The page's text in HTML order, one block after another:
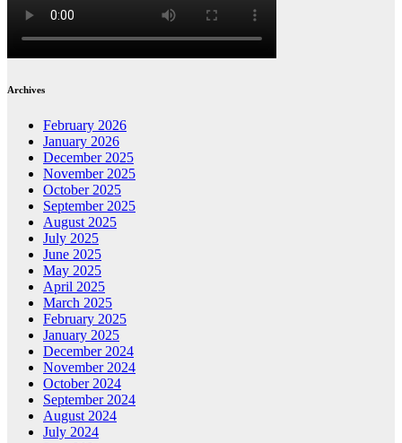
Archives
February 2026
January 2026
December 2025
November 2025
October 2025
September 2025
August 2025
July 2025
June 2025
May 2025
April 2025
March 2025
February 2025
January 2025
December 2024
November 2024
October 2024
September 2024
August 2024
July 2024